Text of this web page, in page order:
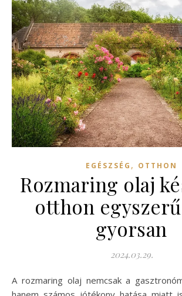
EGÉSZSÉG , OTTHON
Rozmaring olaj
otthon
gyorsan
2024.03.29.
A rozmaring olaj nemcsak a gasztronómiában népszerű,